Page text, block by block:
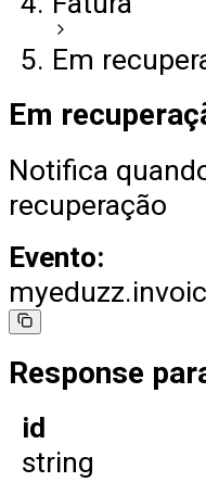
Em
Em
Notifica
recuperação
Evento:
Response
id
string